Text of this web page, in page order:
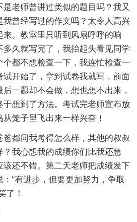
老师曾讲过类似的题目吗？我又
曾经写过的作文吗？太令人高兴
来。教室里只听到风扇呼呼的响
久就写完了，我抬起头看见同学
都不想检查一下，我连忙检查一
试开始了，拿到试卷我就写，前面
一题却不会做，想也想不出来，
想到了方法。考试完老师宣布放
笼子里飞出来一样兴奋！
爸都问我考得怎么样，其他的叔叔
？我心想我的成绩你们比我还急
还不错。第二天老师把成绩发下
“有进步，但要更加努力，争取
了！